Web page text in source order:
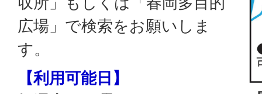
広場」で検索をお願いしま
す。
【利用可能日】